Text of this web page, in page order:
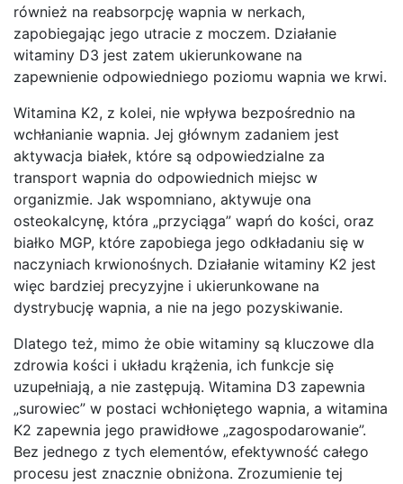
również na reabsorpcję wapnia w nerkach,
zapobiegając jego utracie z moczem. Działanie
witaminy D3 jest zatem ukierunkowane na
zapewnienie odpowiedniego poziomu wapnia we krwi.
Witamina K2, z kolei, nie wpływa bezpośrednio na
wchłanianie wapnia. Jej głównym zadaniem jest
aktywacja białek, które są odpowiedzialne za
transport wapnia do odpowiednich miejsc w
organizmie. Jak wspomniano, aktywuje ona
osteokalcynę, która „przyciąga” wapń do kości, oraz
białko MGP, które zapobiega jego odkładaniu się w
naczyniach krwionośnych. Działanie witaminy K2 jest
więc bardziej precyzyjne i ukierunkowane na
dystrybucję wapnia, a nie na jego pozyskiwanie.
Dlatego też, mimo że obie witaminy są kluczowe dla
zdrowia kości i układu krążenia, ich funkcje się
uzupełniają, a nie zastępują. Witamina D3 zapewnia
„surowiec” w postaci wchłoniętego wapnia, a witamina
K2 zapewnia jego prawidłowe „zagospodarowanie”.
Bez jednego z tych elementów, efektywność całego
procesu jest znacznie obniżona. Zrozumienie tej